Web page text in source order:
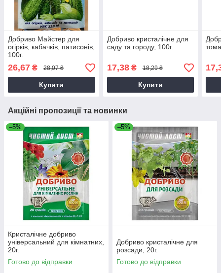
Добриво Майстер для
огірків, кабачків, патисонів,
100г.
26,67 ₴ 28,07 ₴
Купити
Добриво кристалічне для
саду та городу, 100г.
17,38₴ 18,29 ₴
Купити
Акційні пропозиції та новинки
–5%
Кристалічне добриво
універсальний для кімнатних,
20г.
Готово до відправки
–5%
Добриво кристалічне для
розсади, 20г.
Готово до відправки